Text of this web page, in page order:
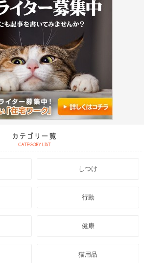
しつけ
行動
健康
猫用品